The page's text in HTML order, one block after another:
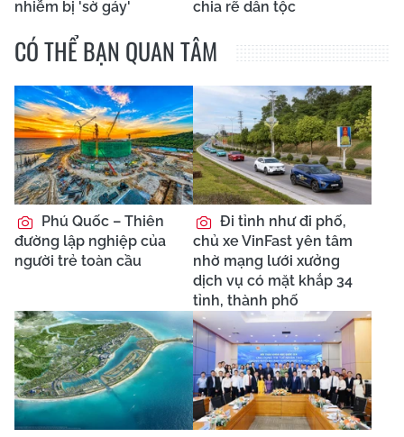
nhiễm bị 'sờ gáy' chia rẽ dân tộc
CÓ THỂ BẠN QUAN TÂM
Phú Quốc – Thiên
đường lập nghiệp của
người trẻ toàn cầu
Đi tỉnh như đi phố,
chủ xe VinFast yên tâm
nhờ mạng lưới xưởng
dịch vụ có mặt khắp 34
tỉnh, thành phố